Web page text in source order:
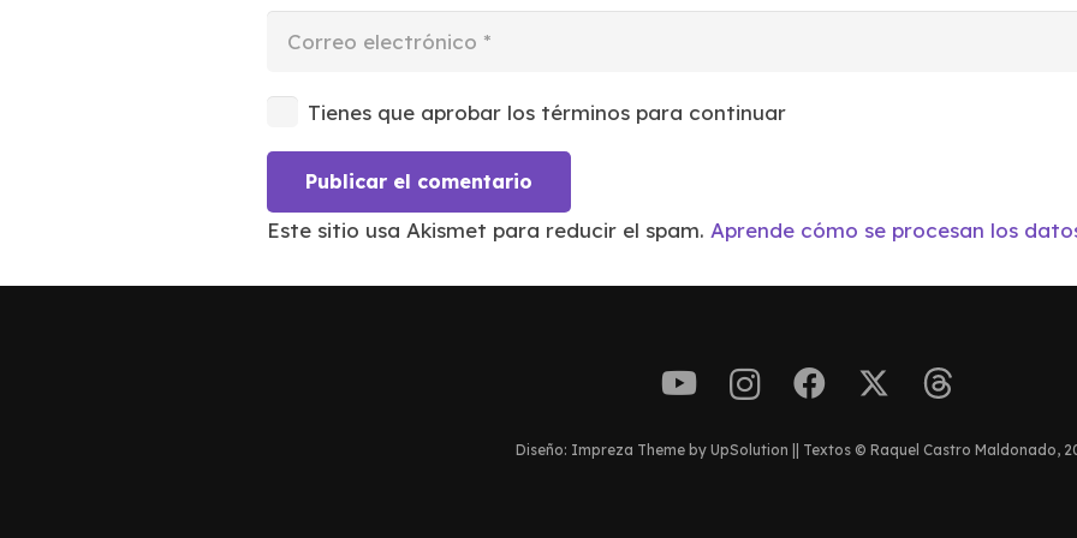
Tienes que aprobar los términos para continuar
Publicar el comentario
Este sitio usa Akismet para reducir el spam. Aprende cómo se procesan los
Diseño: Impreza Theme by UpSolution || Textos © Raquel Castro Maldonado,